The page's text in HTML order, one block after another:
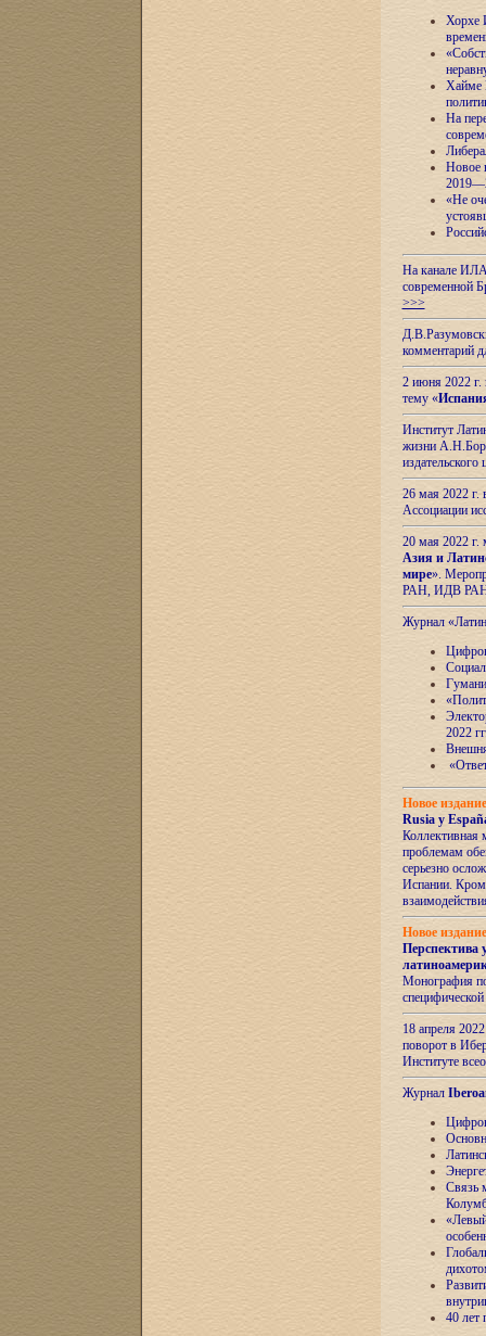
Хорхе
Хайме
На
Новое
«Не
На канале ИЛА
современной
>>>
комментарий
2 июня 2022 г.
тему «
Институт
жизни
26 мая 2022
Ассоциации
20 мая 2022
Азия и
мире».
РАН, ИДВ
Журнал
2022
Новое
Rusia y
Коллективная
проблемам
серьезно
Испании.
Новое
Перспектива
Монография
18 апреля
поворот в
Институте
Журнал
Связь
40 лет